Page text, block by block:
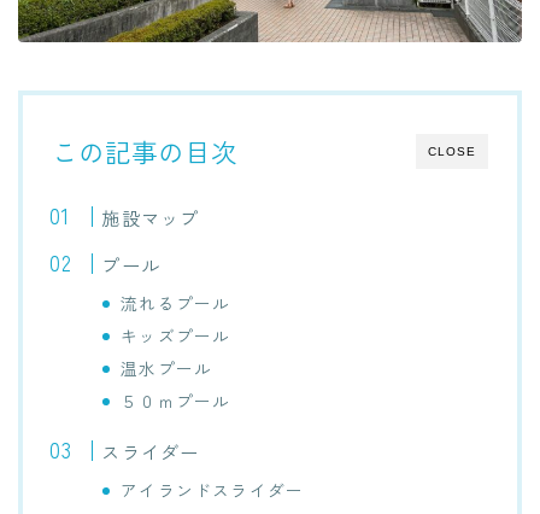
CLOSE
この記事の目次
施設マップ
プール
流れるプール
キッズプール
温水プール
５０ｍプール
スライダー
アイランドスライダー